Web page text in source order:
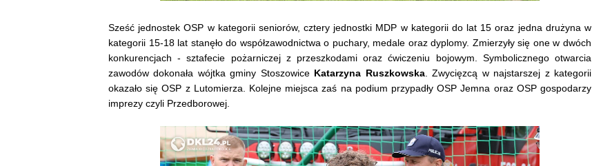
Sześć jednostek OSP w kategorii seniorów, cztery jednostki MDP w kategorii do lat 15 oraz jedna drużyna w
kategorii 15-18 lat stanęło do współzawodnictwa o puchary, medale oraz dyplomy. Zmierzyły się one w dwóch
konkurencjach - sztafecie pożarniczej z przeszkodami oraz ćwiczeniu bojowym. Symbolicznego otwarcia
zawodów dokonała wójtka gminy Stoszowice Katarzyna Ruszkowska. Zwycięzcą w najstarszej z kategorii
okazało się OSP z Lutomierza. Kolejne miejsca zaś na podium przypadły OSP Jemna oraz OSP gospodarzy
imprezy czyli Przedborowej.